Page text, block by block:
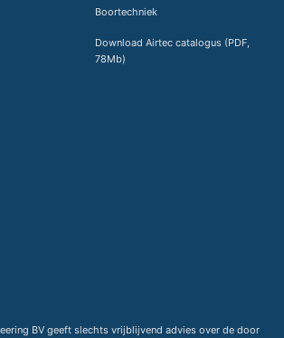
Boortechniek
Download Airtec catalogus (PDF,
78Mb)
BV geeft slechts vrijblijvend advies over de door